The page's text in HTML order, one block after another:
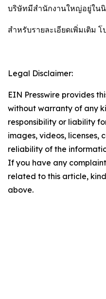
บริษัทมีสำนักงานใหญ่อยู่ใน
สำหรับรายละเอียดเพิ่มเติม
Legal Disclaimer:
EIN Presswire provides
without warranty of any
responsibility or liability
images, videos, licenses,
reliability of the
If you have any
related to this article,
above.